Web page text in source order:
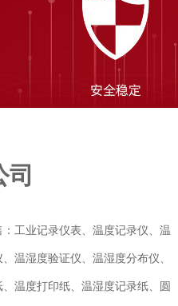
工业记录仪表、温度记录仪、温
温湿度验证仪、温湿度分布仪、
温度打印纸、温湿度记录纸、圆